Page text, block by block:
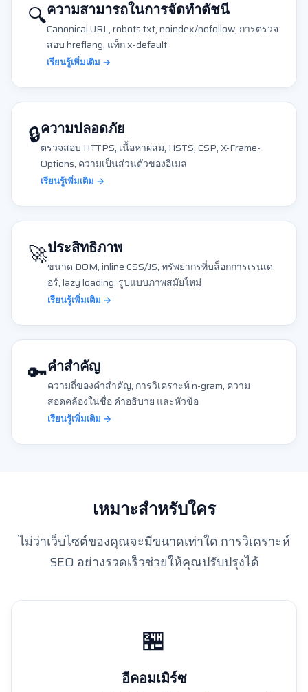
🔍ความสามารถในการจัดทำดัชนี
Canonical URL, robots.txt, noindex/nofollow, การตรวจ
สอบ hreflang, แท็ก x-default
เรียนรู้เพิ่มเติม →
🔒ความปลอดภัย
ตรวจสอบ HTTPS, เนื้อหาผสม, HSTS, CSP, X-Frame-
Options, ความเป็นส่วนตัวของอีเมล
เรียนรู้เพิ่มเติม →
🚀ประสิทธิภาพ
ขนาด DOM, inline CSS/JS, ทรัพยากรที่บล็อกการเรนเด
อร์, lazy loading, รูปแบบภาพสมัยใหม่
เรียนรู้เพิ่มเติม →
🔑คำสำคัญ
ความถี่ของคำสำคัญ, การวิเคราะห์ n-gram, ความ
สอดคล้องในชื่อ คำอธิบาย และหัวข้อ
เรียนรู้เพิ่มเติม →
เหมาะสำหรับใคร
ไม่ว่าเว็บไซต์ของคุณจะมีขนาดเท่าใด การวิเคราะห์
SEO อย่างรวดเร็วช่วยให้คุณปรับปรุงได้
🏪
อีคอมเมิร์ซ